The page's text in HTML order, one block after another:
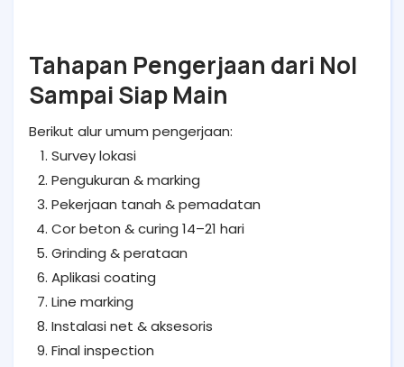
Tahapan Pengerjaan dari Nol
Sampai Siap Main
Berikut alur umum pengerjaan:
Survey lokasi
Pengukuran & marking
Pekerjaan tanah & pemadatan
Cor beton & curing 14–21 hari
Grinding & perataan
Aplikasi coating
Line marking
Instalasi net & aksesoris
Final inspection